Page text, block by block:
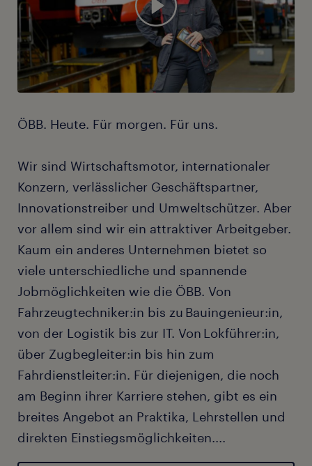
Arbeitsplatz auf Basis Vollzeit
Diverse Weiterbildungs- und
Entwicklungsmöglichkeiten
Eine interessante, abwechslungsreiche
Die monatliche Entlohnung beläuft sich
abhängig von Erfahrung und
wir uns auf deine vollständigen
Bewerbungsunterlagen - inklusive Lebenslauf
und relevanter Zeugnisse. Bewirb dich jetzt
und starte mit uns durch!
ÖBB. Heute. Für morgen. Für uns.
Wir sind Wirtschaftsmotor, internationaler
Konzern, verlässlicher Geschäftspartner,
Innovationstreiber und Umweltschützer. Aber
vor allem sind wir ein attraktiver Arbeitgeber.
Kaum ein anderes Unternehmen bietet so
viele unterschiedliche und spannende
Jobmöglichkeiten wie die ÖBB. Von
Fahrzeugtechniker:in bis zu Bauingenieur:in,
von der Logistik bis zur IT. Von Lokführer:in,
über Zugbegleiter:in bis hin zum
Fahrdienstleiter:in. Für diejenigen, die noch
am Beginn ihrer Karriere stehen, gibt es ein
breites Angebot an Praktika, Lehrstellen und
direkten Einstiegsmöglichkeiten....